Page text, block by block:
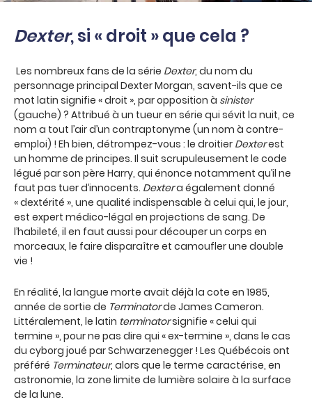
Dexter, si « droit » que cela ?
Les nombreux fans de la série Dexter, du nom du
personnage principal Dexter Morgan, savent-ils que ce
mot latin signifie « droit », par opposition à sinister
(gauche) ? Attribué à un tueur en série qui sévit la nuit, ce
nom a tout l’air d’un contraptonyme (un nom à contre-
emploi) ! Eh bien, détrompez-vous : le droitier Dexterest
un homme de principes. Il suit scrupuleusement le code
légué par son père Harry, qui énonce notamment qu’il ne
faut pas tuer d’innocents. Dextera également donné
« dextérité », une qualité indispensable à celui qui, le jour,
est expert médico-légal en projections de sang. De
l’habileté, il en faut aussi pour découper un corps en
morceaux, le faire disparaître et camoufler une double
vie !
En réalité, la langue morte avait déjà la cote en 1985,
année de sortie de Terminatorde James Cameron.
Littéralement, le latin terminatorsignifie « celui qui
termine », pour ne pas dire qui « ex-termine », dans le cas
du cyborg joué par Schwarzenegger ! Les Québécois ont
préféré Terminateur, alors que le terme caractérise, en
astronomie, la zone limite de lumière solaire à la surface
de la lune.